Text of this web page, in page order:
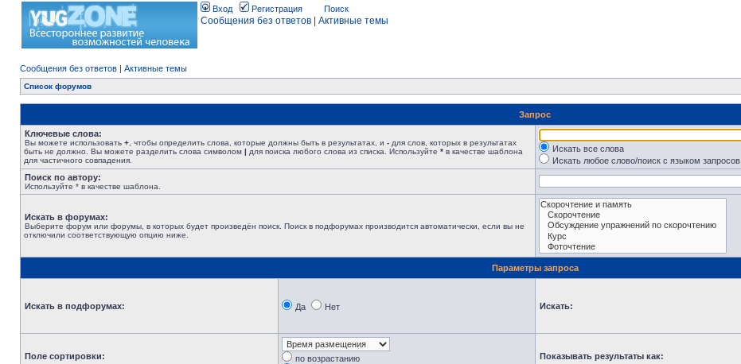
Вход Регистрация Поиск
Сообщения без ответов Активные темы
Сообщения без ответов | Активные темы
Список форумов
Запрос
Ключевые слова:
Вы можете использовать + , чтобы определить слова, которые должны быть в результатах, и - для слов, которых в результатах
быть не должно. Вы можете разделить слова символом | для поиска любого слова из списка. Используйте * в качестве шаблона
для частичного совпадения.
Искать все слова
Искать любое слово/поиск с языком запросов
Поиск по автору:
Используйте * в качестве шаблона.
Искать в форумах:
Выберите форум или форумы, в которых будет произведён поиск. Поиск в подфорумах производится автоматически, если вы не
отключили соответствующую опцию ниже.
Параметры запроса
Искать в подфорумах: Да Нет Искать:
Поле сортировки:
по возрастанию
Показывать результаты как: